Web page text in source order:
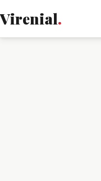
Virenial.